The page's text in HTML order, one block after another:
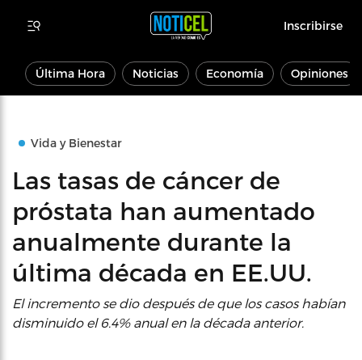
Inscribirse
Última Hora Noticias Economía Opiniones
Vida y Bienestar
Las tasas de cáncer de
próstata han aumentado
anualmente durante la
última década en EE.UU.
El incremento se dio después de que los casos habían
disminuido el 6.4% anual en la década anterior.